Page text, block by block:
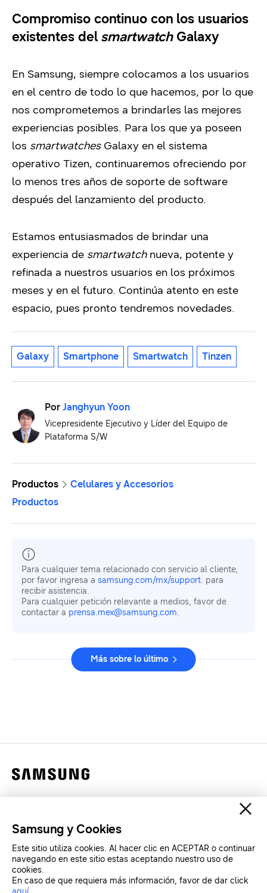
Compromiso continuo con los usuarios
existentes del smartwatchGalaxy
En Samsung, siempre colocamos a los usuarios
en el centro de todo lo que hacemos, por lo que
nos comprometemos a brindarles las mejores
experiencias posibles. Para los que ya poseen
los smartwatchesGalaxy en el sistema
operativo Tizen, continuaremos ofreciendo por
lo menos tres años de soporte de software
después del lanzamiento del producto.
Estamos entusiasmados de brindar una
experiencia de smartwatch nueva, potente y
refinada a nuestros usuarios en los próximos
meses y en el futuro. Continúa atento en este
espacio, pues pronto tendremos novedades.
Galaxy Smartphone Smartwatch Tinzen
PorJanghyun Yoon
Vicepresidente Ejecutivo y Líder del Equipo de
Plataforma S/W
Productos
Celulares y Accesorios
Productos
Para cualquier tema relacionado con servicio al cliente,
por favor ingresa a samsung.com/mx/support. para
recibir asistencia.
Para cualquier petición relevante a medios, favor de
contactar a prensa.mex@samsung.com.
Más sobre lo último
Legales
SAMSUNG.COM
Samsung y Cookies
Este sitio utiliza cookies. Al hacer clic en ACEPTAR o continuar
navegando en este sitio estas aceptando nuestro uso de
cookies.
En caso de que requiera más información, favor de dar click